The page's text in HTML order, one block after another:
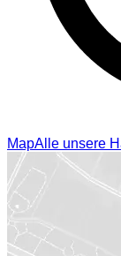
MapAlle unsere